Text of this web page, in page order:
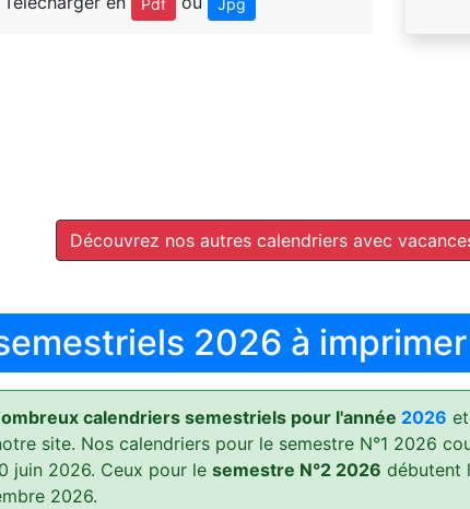
Pdf Jpg
Découvrez nos autres calendriers avec
2026 à imprimer
calendriers semestriels pour l'année 2026
site. Nos calendriers pour le semestre N°1 2026
juin 2026. Ceux pour le semestre N°2 2026 débutent
2026.